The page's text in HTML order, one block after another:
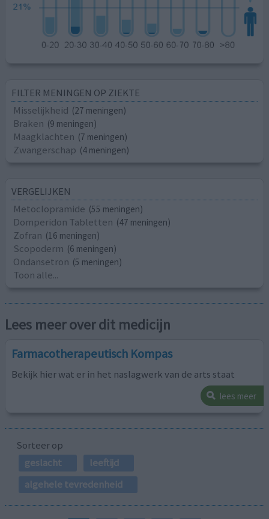
FILTER MENINGEN OP ZIEKTE
Misselijkheid (27 meningen)
Braken (9 meningen)
Maagklachten (7 meningen)
Zwangerschap (4 meningen)
VERGELIJKEN
Metoclopramide (55 meningen)
Domperidon Tabletten (47 meningen)
Zofran (16 meningen)
Scopoderm (6 meningen)
Ondansetron (5 meningen)
Toon alle...
Lees meer over dit medicijn
Farmacotherapeutisch Kompas
Bekijk hier wat er in het naslagwerk van de arts staat
lees meer
Sorteer op
geslacht
leeftijd
algehele tevredenheid